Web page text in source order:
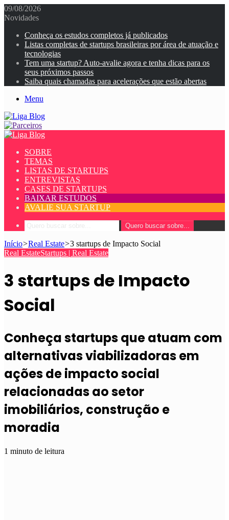
09/08/2026
Novidades
Conheça os estudos completos já publicados
Listas completas de startups brasileiras por área de atuação e
tecnologias
Tem uma startup? Auto-avalie agora e tenha dicas para os
seus próximos passos
Saiba quais chamadas para acelerações que estão abertas
Menu
SOBRE
TEMAS
LISTAS DE STARTUPS
ENTREVISTAS
CASES DE STARTUPS
BAIXAR ESTUDOS
AVALIE SUA STARTUP
Quero buscar sobre...
Início>Real Estate>3 startups de Impacto Social
Real EstateStartups | Real Estate
3 startups de Impacto
Social
Conheça startups que atuam com
alternativas viabilizadoras em
ações de impacto social
relacionadas ao setor
imobiliários, construção e
moradia
1 minuto de leitura